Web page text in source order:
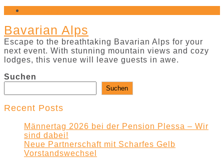
Bavarian Alps
Escape to the breathtaking Bavarian Alps for your
next event. With stunning mountain views and cozy
lodges, this venue will leave guests in awe.
Suchen
Suchen
Recent Posts
Männertag 2026 bei der Pension Plessa – Wir
sind dabei!
Neue Partnerschaft mit Scharfes Gelb
Vorstandswechsel